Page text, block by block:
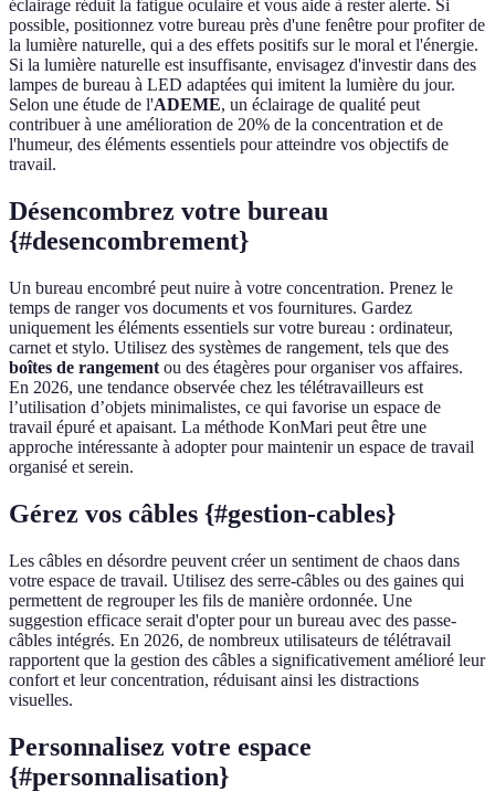
éclairage réduit la fatigue oculaire et vous aide à rester alerte. Si
possible, positionnez votre bureau près d'une fenêtre pour profiter de
la lumière naturelle, qui a des effets positifs sur le moral et l'énergie.
Si la lumière naturelle est insuffisante, envisagez d'investir dans des
lampes de bureau à LED adaptées qui imitent la lumière du jour.
Selon une étude de l'ADEME, un éclairage de qualité peut
contribuer à une amélioration de 20% de la concentration et de
l'humeur, des éléments essentiels pour atteindre vos objectifs de
travail.
Désencombrez votre bureau
{#desencombrement}
Un bureau encombré peut nuire à votre concentration. Prenez le
temps de ranger vos documents et vos fournitures. Gardez
uniquement les éléments essentiels sur votre bureau : ordinateur,
carnet et stylo. Utilisez des systèmes de rangement, tels que des
boîtes de rangement ou des étagères pour organiser vos affaires.
En 2026, une tendance observée chez les télétravailleurs est
l’utilisation d’objets minimalistes, ce qui favorise un espace de
travail épuré et apaisant. La méthode KonMari peut être une
approche intéressante à adopter pour maintenir un espace de travail
organisé et serein.
Gérez vos câbles {#gestion-cables}
Les câbles en désordre peuvent créer un sentiment de chaos dans
votre espace de travail. Utilisez des serre-câbles ou des gaines qui
permettent de regrouper les fils de manière ordonnée. Une
suggestion efficace serait d'opter pour un bureau avec des passe-
câbles intégrés. En 2026, de nombreux utilisateurs de télétravail
rapportent que la gestion des câbles a significativement amélioré leur
confort et leur concentration, réduisant ainsi les distractions
visuelles.
Personnalisez votre espace
{#personnalisation}